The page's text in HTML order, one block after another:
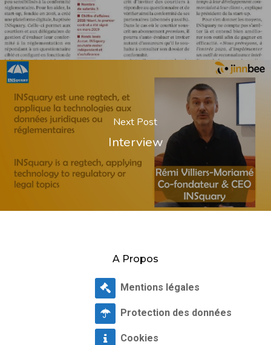
Next Post
Interview
A Propos
Mentions légales
Protection des données
Cookies